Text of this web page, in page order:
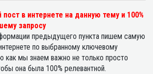
в интернете на данную тему и 100%
запросу
предыдущего пункта пишем самую
по выбранному ключевому
как мы знаем важно не только просто
она была 100% релевантной.